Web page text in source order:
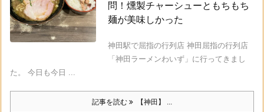
問！燻製チャーシューともちもち
麺が美味しかった
神田駅で屈指の行列店 神田屈指の行列店
「神田ラーメンわいず」に行ってきまし
た。 今日も今日 ...
記事を読む 【神田】 ...